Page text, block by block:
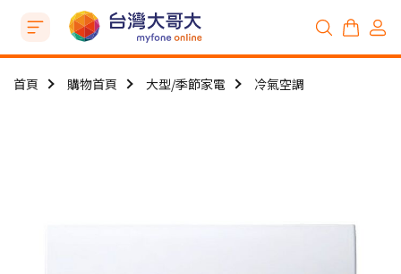
首頁 購物首頁 大型/季節家電 冷氣空調